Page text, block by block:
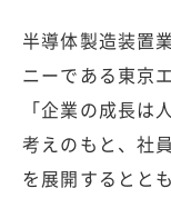
半導体製造装置
ニーである東京
「企業の成長は
考えのもと、社
を展開するとと